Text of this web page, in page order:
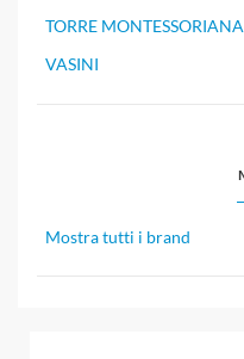
TORRE MONTESSORIANA
VASINI
Mostra tutti i brand